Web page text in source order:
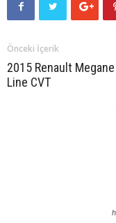
Önceki İçerik
2015 Renault
Line CVT